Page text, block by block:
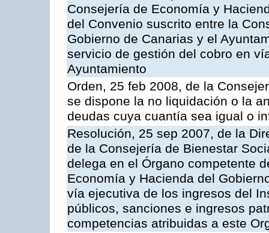
Consejería de Economía y
del Convenio suscrito entre la
Gobierno de Canarias y el
servicio de gestión del cobro en
Ayuntamiento
Orden, 25 feb 2008, de la
se dispone la no liquidación o la
deudas cuya cuantía sea igual o
Resolución, 25 sep 2007, de la
de la Consejería de Bienestar
delega en el Órgano competente
Economía y Hacienda del
vía ejecutiva de los ingresos del
públicos, sanciones e ingresos
competencias atribuidas a este